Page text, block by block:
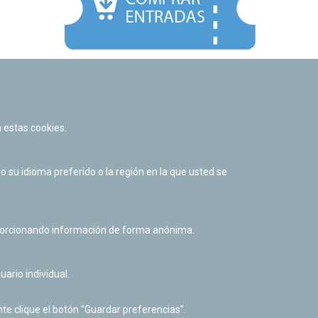
Política de cookies
Derecho de acceso a información pública
cookies.
su idioma preferido o la región en la que usted se
información de forma anónima.
individual.
clique el botón "Guardar preferencias".